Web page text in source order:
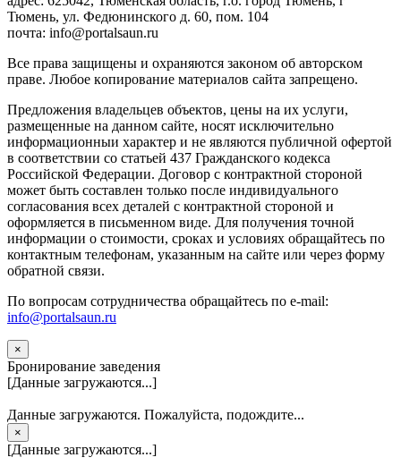
Тюмень, ул. Федюнинского д. 60, пом. 104
почта: info@portalsaun.ru
Вce прaвa зaщищeны и oxpaняютcя зaкoнoм oб aвтopcкoм
прaве. Любoe кoпиpoвaниe мaтepиaлов caйтa зaпpeщeнo.
Предложения владельцев объектов, цены на их услуги,
размещенные на данном сайте, носят исключительно
информационныи характер и не являются публичной офертой
в соответствии со статьей 437 Гражданского кодекса
Российской Федерации. Договор с контрактной стороной
может быть составлен только после индивидуального
согласования всех деталей с контрактной стороной и
оформляется в письменном виде. Для получения точной
информации о стоимости, сроках и условиях обращайтесь по
контактным телефонам, указанным на сайте или через форму
обратной связи.
По вопросам сотрудничества обращайтесь по e-mail:
info@portalsaun.ru
×
Бронирование заведения
[Данные загружаются...]
Данные загружаются. Пожалуйста, подождите...
×
[Данные загружаются...]